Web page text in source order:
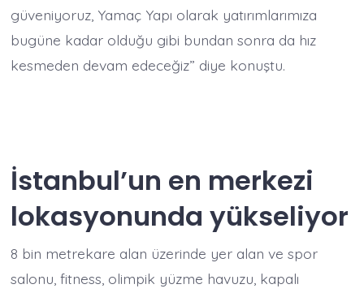
güveniyoruz, Yamaç Yapı olarak yatırımlarımıza
bugüne kadar olduğu gibi bundan sonra da hız
kesmeden devam edeceğiz” diye konuştu.
İstanbul’un en merkezi
lokasyonunda yükseliyor
8 bin metrekare alan üzerinde yer alan ve spor
salonu, fitness, olimpik yüzme havuzu, kapalı